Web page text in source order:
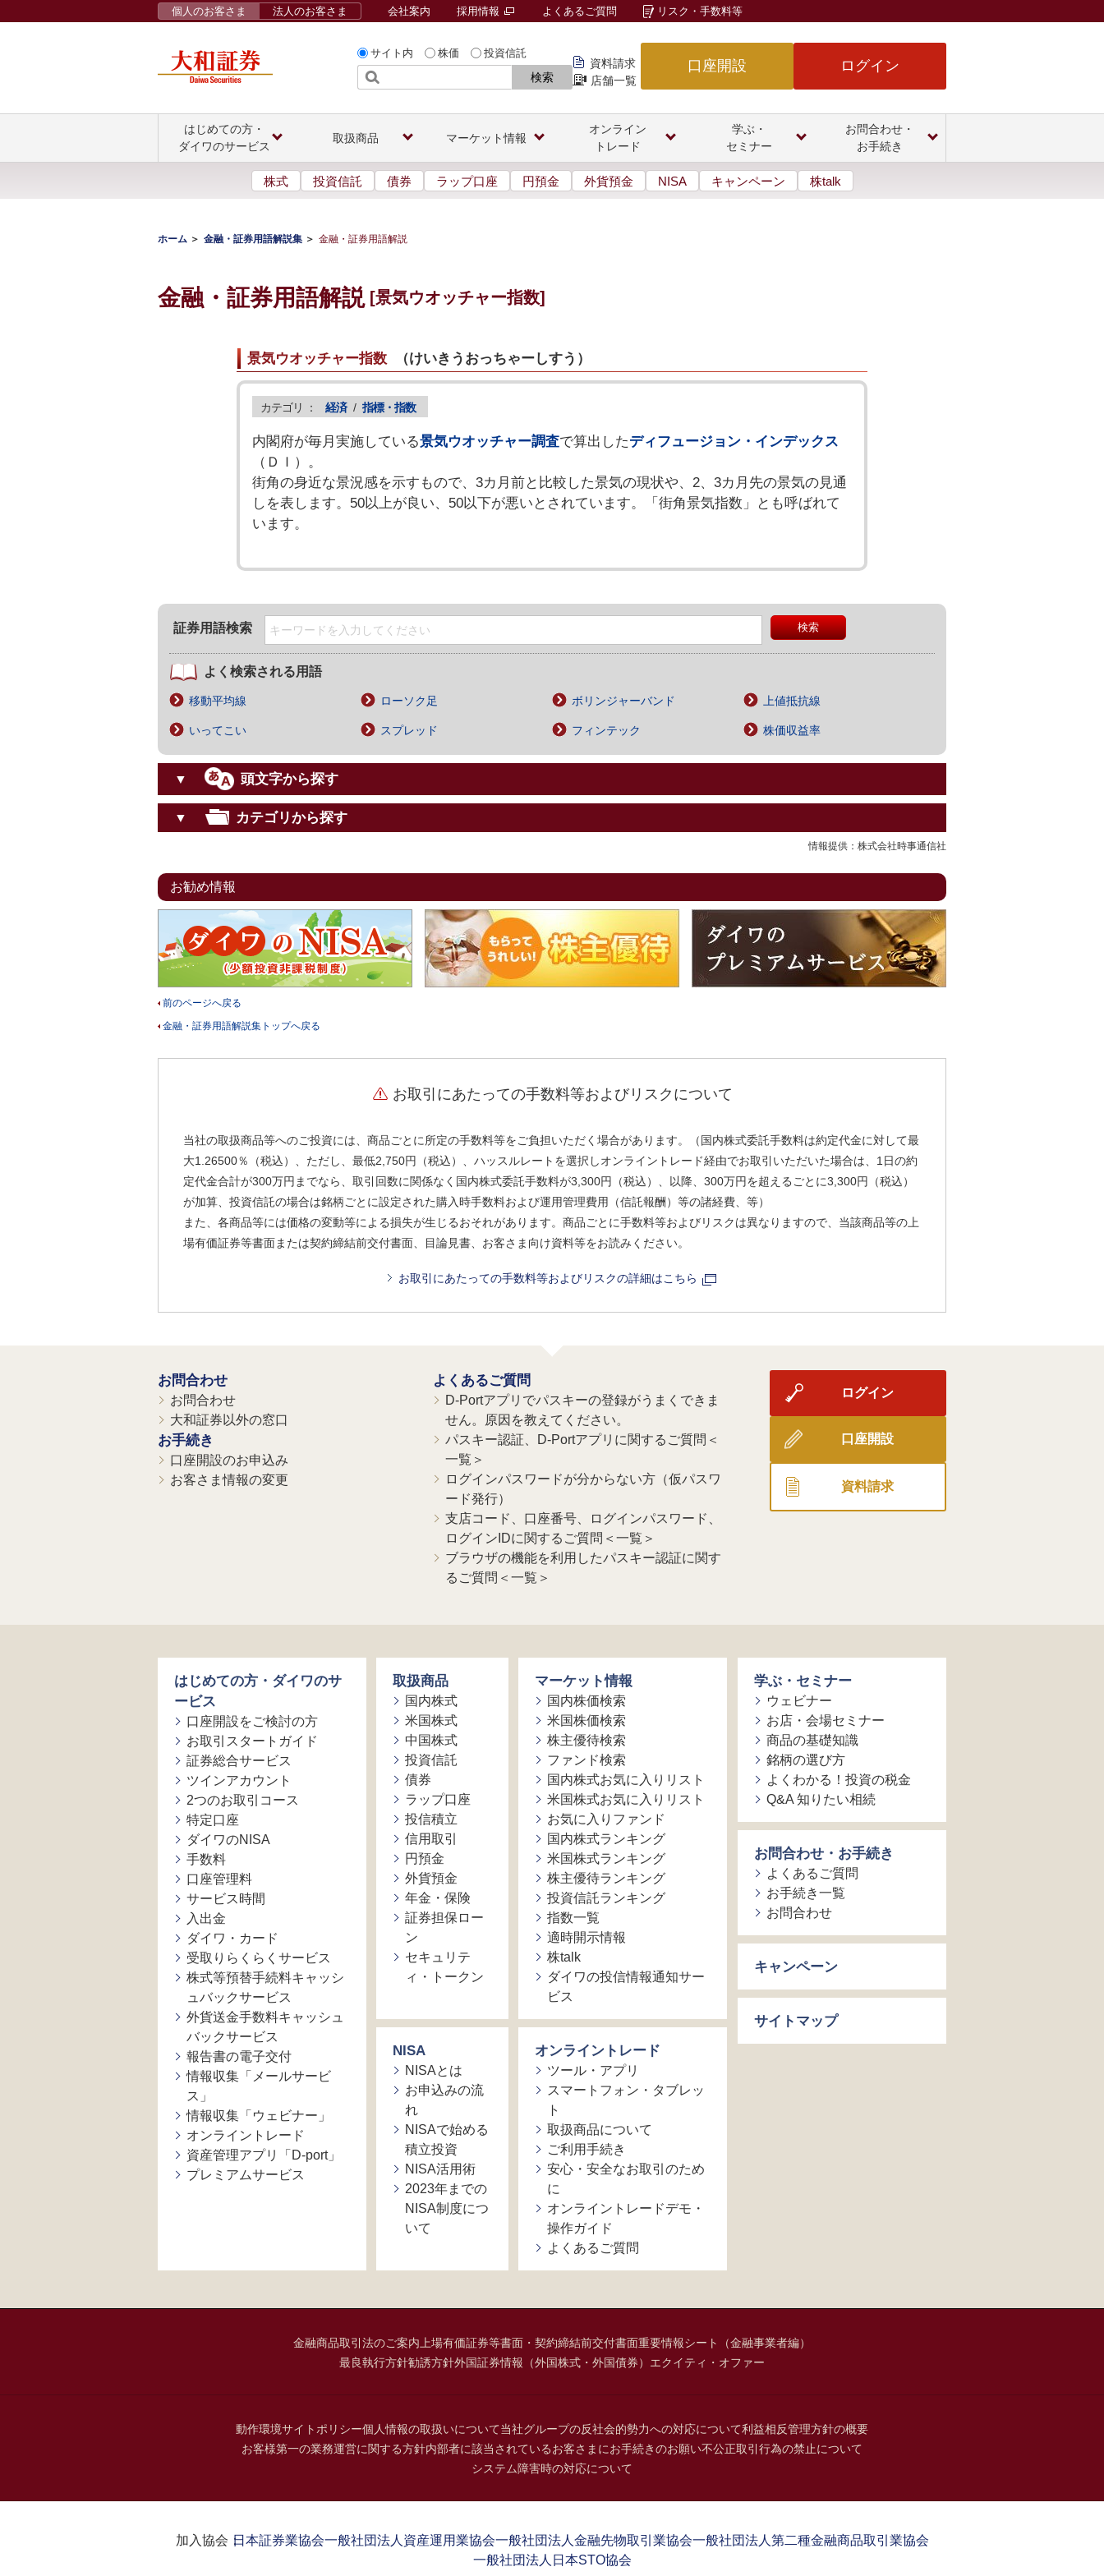
サイト内 株価 投資信託
検索
資料請求
店舗一覧
口座開設 ログイン
個人のお客さま 法人のお客さま 会社案内 採用情報 よくあるご質問 リスク・手数料等
はじめての方・
ダイワのサービス
取扱商品 マーケット情報
オンライン
トレード
学ぶ・
セミナー
お問合わせ・
お手続き
株式 投資信託 債券 ラップ口座 円預金 外貨預金 NISA キャンペーン 株talk
ホーム 金融・証券用語解説集 金融・証券用語解説
金融・証券用語解説 [景気ウオッチャー指数]
景気ウオッチャー指数 （けいきうおっちゃーしすう ）
カテゴリ ： 経済 / 指標・指数
内閣府が毎月実施している景気ウオッチャー調査で算出したディフュージョン・インデックス
（ＤＩ）。
街角の身近な景況感を示すもので、3カ月前と比較した景気の現状や、2、3カ月先の景気の見通
しを表します。50以上が良い、50以下が悪いとされています。「街角景気指数」とも呼ばれて
います。
証券用語検索
よく検索される用語
移動平均線 ローソク足 ボリンジャーバンド 上値抵抗線
いってこい スプレッド フィンテック 株価収益率
▼ 頭文字から探す
▼ カテゴリから探す
情報提供：株式会社時事通信社
お勧め情報
前のページへ戻る
金融・証券用語解説集トップへ戻る
お取引にあたっての手数料等およびリスクについて
当社の取扱商品等へのご投資には、商品ごとに所定の手数料等をご負担いただく場合があります。（国内株式委託手数料は約定代金に対して最
大1.26500％（税込）、ただし、最低2,750円（税込）、ハッスルレートを選択しオンライントレード経由でお取引いただいた場合は、1日の約
定代金合計が300万円までなら、取引回数に関係なく国内株式委託手数料が3,300円（税込）、以降、300万円を超えるごとに3,300円（税込）
が加算、投資信託の場合は銘柄ごとに設定された購入時手数料および運用管理費用（信託報酬）等の諸経費、等）
また、各商品等には価格の変動等による損失が生じるおそれがあります。商品ごとに手数料等およびリスクは異なりますので、当該商品等の上
場有価証券等書面または契約締結前交付書面、目論見書、お客さま向け資料等をお読みください。
お取引にあたっての手数料等およびリスクの詳細はこちら
お問合わせ
お問合わせ
大和証券以外の窓口
お手続き
口座開設のお申込み
お客さま情報の変更
よくあるご質問
D-Portアプリでパスキーの登録がうまくできま
せん。原因を教えてください。
パスキー認証、D-Portアプリに関するご質問＜
一覧＞
ログインパスワードが分からない方（仮パスワ
ード発行）
支店コード、口座番号、ログインパスワード、
ログインIDに関するご質問＜一覧＞
ブラウザの機能を利用したパスキー認証に関す
るご質問＜一覧＞
ログイン
口座開設
資料請求
はじめての方・ダイワのサ
ービス
口座開設をご検討の方
お取引スタートガイド
証券総合サービス
ツインアカウント
2つのお取引コース
特定口座
ダイワのNISA
手数料
口座管理料
サービス時間
入出金
ダイワ・カード
受取りらくらくサービス
株式等預替手続料キャッシ
ュバックサービス
外貨送金手数料キャッシュ
バックサービス
報告書の電子交付
情報収集「メールサービ
ス」
情報収集「ウェビナー」
オンライントレード
資産管理アプリ「D-port」
プレミアムサービス
取扱商品
国内株式
米国株式
中国株式
投資信託
債券
ラップ口座
投信積立
信用取引
円預金
外貨預金
年金・保険
証券担保ロー
ン
セキュリテ
ィ・トークン
NISA
NISAとは
お申込みの流
れ
NISAで始める
積立投資
NISA活用術
2023年までの
NISA制度につ
いて
マーケット情報
国内株価検索
米国株価検索
株主優待検索
ファンド検索
国内株式お気に入りリスト
米国株式お気に入りリスト
お気に入りファンド
国内株式ランキング
米国株式ランキング
株主優待ランキング
投資信託ランキング
指数一覧
適時開示情報
株talk
ダイワの投信情報通知サー
ビス
オンライントレード
ツール・アプリ
スマートフォン・タブレッ
ト
取扱商品について
ご利用手続き
安心・安全なお取引のため
に
オンライントレードデモ・
操作ガイド
よくあるご質問
学ぶ・セミナー
ウェビナー
お店・会場セミナー
商品の基礎知識
銘柄の選び方
よくわかる！投資の税金
Q&A 知りたい相続
お問合わせ・お手続き
よくあるご質問
お手続き一覧
お問合わせ
キャンペーン
サイトマップ
金融商品取引法のご案内 上場有価証券等書面・契約締結前交付書面重要情報シート（金融事業者編）
最良執行方針勧誘方針外国証券情報（外国株式・外国債券） エクイティ・オファー
動作環境サイトポリシー個人情報の取扱いについて当社グループの反社会的勢力への対応について利益相反管理方針の概要
お客様第一の業務運営に関する方針内部者に該当されているお客さまにお手続きのお願い不公正取引行為の禁止について
システム障害時の対応について
加入協会：日本証券業協会一般社団法人資産運用業協会一般社団法人金融先物取引業協会一般社団法人第二種金融商品取引業協会
一般社団法人日本STO協会